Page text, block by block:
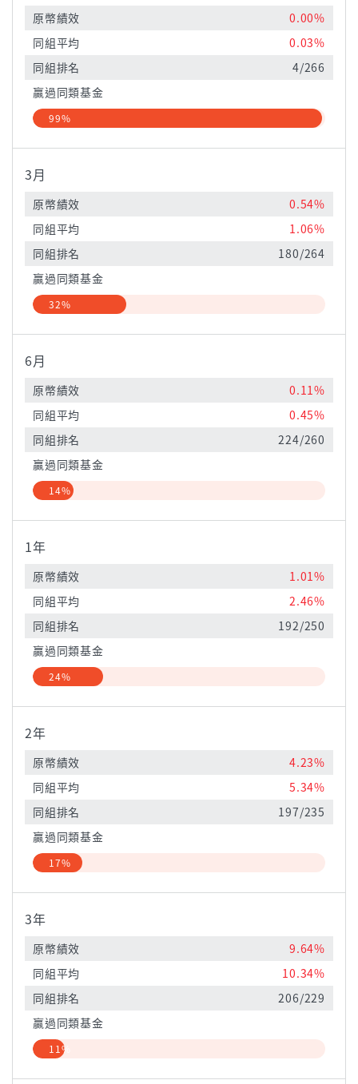
原幣績效
0.00%
同組平均
0.03%
同組排名
4/266
贏過同類基金
99%
3月
原幣績效
0.54%
同組平均
1.06%
同組排名
180/264
贏過同類基金
32%
6月
原幣績效
0.11%
同組平均
0.45%
同組排名
224/260
贏過同類基金
14%
1年
原幣績效
1.01%
同組平均
2.46%
同組排名
192/250
贏過同類基金
24%
2年
原幣績效
4.23%
同組平均
5.34%
同組排名
197/235
贏過同類基金
17%
3年
原幣績效
9.64%
同組平均
10.34%
同組排名
206/229
贏過同類基金
11%